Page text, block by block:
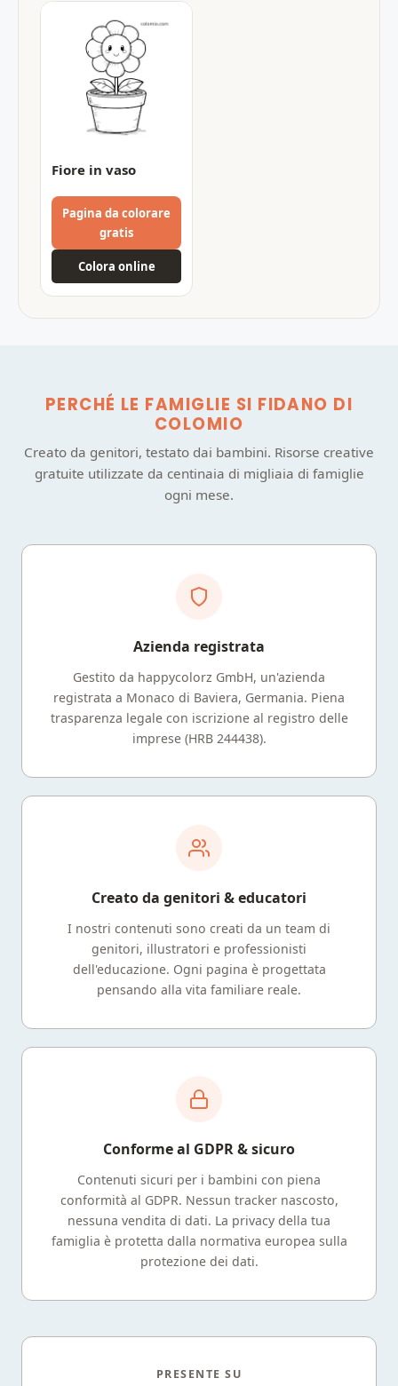
Fiore in vaso
Pagina da colorare
gratis
Colora online
PERCHÉ LE FAMIGLIE SI FIDANO DI
COLOMIO
Creato da genitori, testato dai bambini. Risorse creative
gratuite utilizzate da centinaia di migliaia di famiglie
ogni mese.
Azienda registrata
Gestito da happycolorz GmbH, un'azienda
registrata a Monaco di Baviera, Germania. Piena
trasparenza legale con iscrizione al registro delle
imprese (HRB 244438).
Creato da genitori & educatori
I nostri contenuti sono creati da un team di
genitori, illustratori e professionisti
dell'educazione. Ogni pagina è progettata
pensando alla vita familiare reale.
Conforme al GDPR & sicuro
Contenuti sicuri per i bambini con piena
conformità al GDPR. Nessun tracker nascosto,
nessuna vendita di dati. La privacy della tua
famiglia è protetta dalla normativa europea sulla
protezione dei dati.
PRESENTE SU